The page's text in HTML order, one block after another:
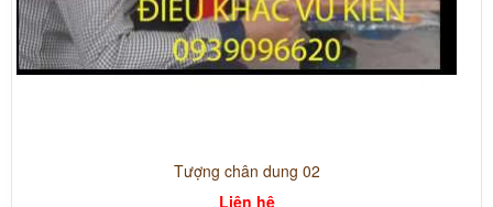
Tượng chân dung 02
Liên hệ